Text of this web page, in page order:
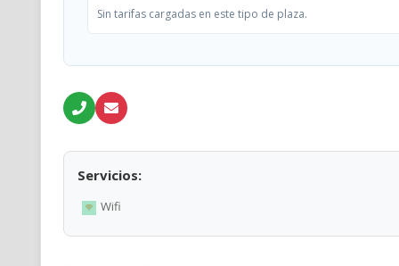
Sin tarifas cargadas en este tipo de plaza.
Servicios:
Wifi